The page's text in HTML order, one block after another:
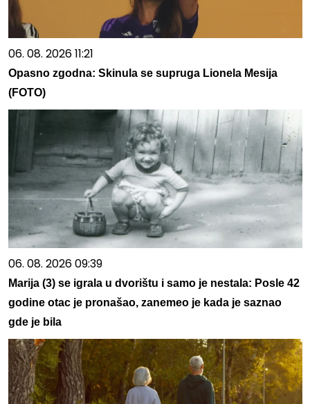
06. 08. 2026 11:21
Opasno zgodna: Skinula se supruga Lionela Mesija
(FOTO)
06. 08. 2026 09:39
Marija (3) se igrala u dvorištu i samo je nestala: Posle 42
godine otac je pronašao, zanemeo je kada je saznao
gde je bila